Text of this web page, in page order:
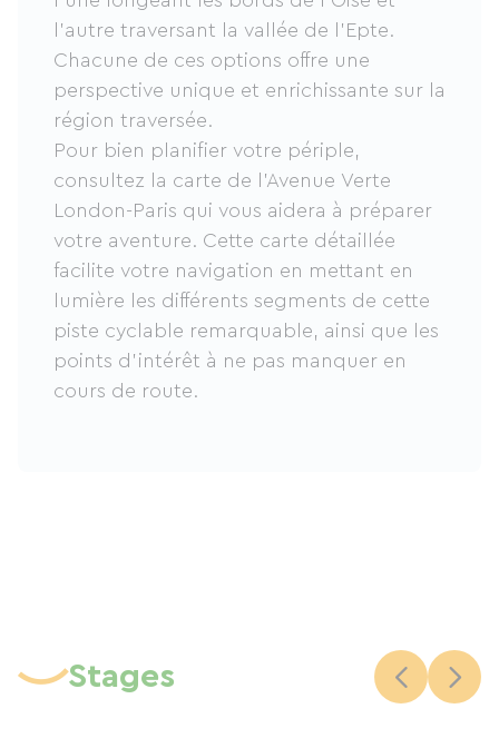
l’autre traversant la vallée de l’Epte.
Chacune de ces options offre une
perspective unique et enrichissante sur la
région traversée.
Pour bien planifier votre périple,
consultez la carte de l'Avenue Verte
London-Paris qui vous aidera à préparer
votre aventure. Cette carte détaillée
facilite votre navigation en mettant en
lumière les différents segments de cette
piste cyclable remarquable, ainsi que les
points d'intérêt à ne pas manquer en
cours de route.
Stages